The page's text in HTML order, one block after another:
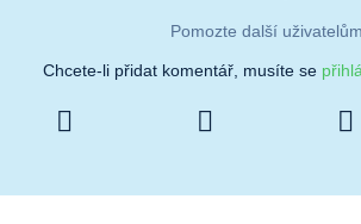
Pomozte další
Chcete-li přidat komentář, musíte se